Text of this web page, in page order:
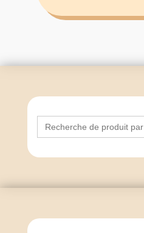
Search
for: